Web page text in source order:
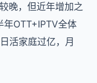
晚，但近年增加之
年OTT+IPTV全体
活家庭过亿，月